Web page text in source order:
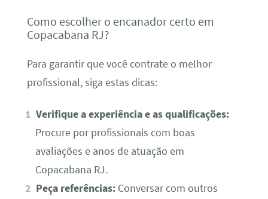
Como escolher o encanador certo em
Copacabana RJ?
Para garantir que você contrate o melhor
profissional, siga estas dicas:
Verifique a experiência e as qualificações:
Procure por profissionais com boas
avaliações e anos de atuação em
Copacabana RJ.
Peça referências: Conversar com outros